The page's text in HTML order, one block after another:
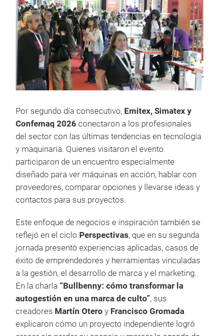
Por segundo día consecutivo, Emitex, Simatex y
Confemaq 2026 conectaron a los profesionales
del sector con las últimas tendencias en tecnología
y maquinaria. Quienes visitaron el evento
participaron de un encuentro especialmente
diseñado para ver máquinas en acción, hablar con
proveedores, comparar opciones y llevarse ideas y
contactos para sus proyectos.
Este enfoque de negocios e inspiración también se
reflejó en el ciclo Perspectivas, que en su segunda
jornada presentó experiencias aplicadas, casos de
éxito de emprendedores y herramientas vinculadas
a la gestión, el desarrollo de marca y el marketing.
En la charla “Bullbenny: cómo transformar la
autogestión en una marca de culto”, sus
creadores Martín Otero y Francisco Gromada
explicaron cómo un proyecto independiente logró